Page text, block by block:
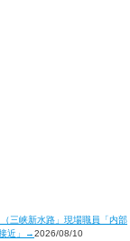
三峡新水路」現場職員「内部
近」→2026/08/10